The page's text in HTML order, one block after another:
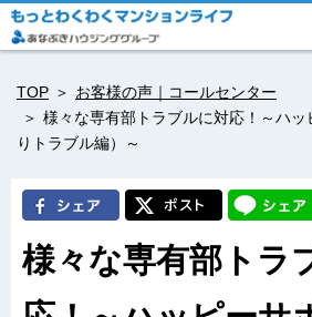
TOP
お客様の声｜コールセンター
様々な専有部トラブルに対応！～ハッ
りトラブル編）～
様々な専有部トラ